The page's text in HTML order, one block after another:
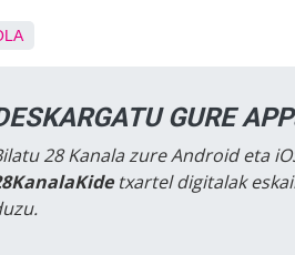
GURE
28 Kanala zure Android eta
txartel digitalak